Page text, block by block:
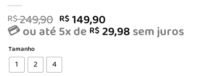
R$249,90 O
preço
era:
R$ 249,90.
R$ 149,90O
preço
atual
💳 ou até 5x de R$ 29,98sem juros
Tamanho
1 2 4